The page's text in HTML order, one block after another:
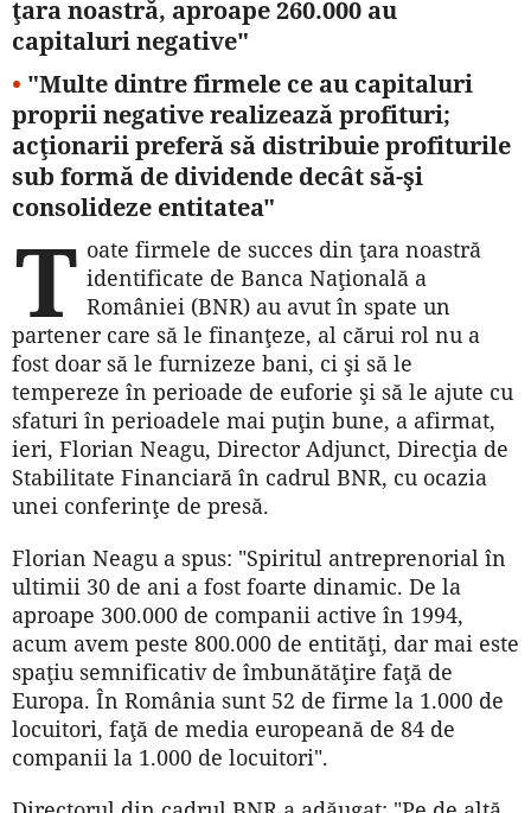
ţara noastră, aproape 260.000 au
capitaluri negative"
• "Multe dintre firmele ce au capitaluri
proprii negative realizează profituri;
acţionarii preferă să distribuie profiturile
sub formă de dividende decât să-şi
consolideze entitatea"
T oate firmele de succes din ţara noastră
identificate de Banca Naţională a
României (BNR) au avut în spate un
partener care să le finanţeze, al cărui rol nu a
fost doar să le furnizeze bani, ci şi să le
tempereze în perioade de euforie şi să le ajute cu
sfaturi în perioadele mai puţin bune, a afirmat,
ieri, Florian Neagu, Director Adjunct, Direcţia de
Stabilitate Financiară în cadrul BNR, cu ocazia
unei conferinţe de presă.
Florian Neagu a spus: "Spiritul antreprenorial în
ultimii 30 de ani a fost foarte dinamic. De la
aproape 300.000 de companii active în 1994,
acum avem peste 800.000 de entităţi, dar mai este
spaţiu semnificativ de îmbunătăţire faţă de
Europa. În România sunt 52 de firme la 1.000 de
locuitori, faţă de media europeană de 84 de
companii la 1.000 de locuitori".